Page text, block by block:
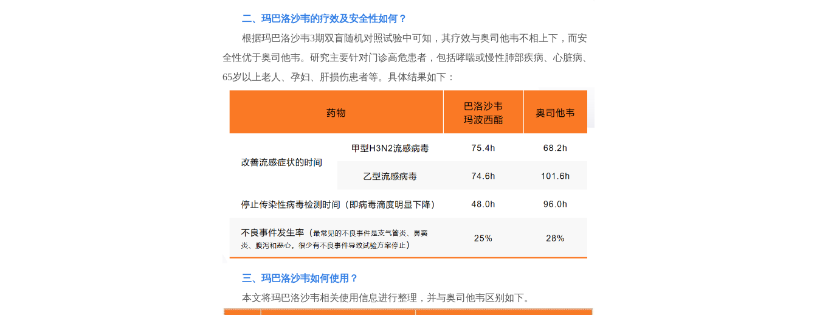
二、玛巴洛沙韦的疗效及安全性如何？
根据玛巴洛沙韦3期双盲随机对照试验中可知，其疗效与奥司他韦不相上下，而安
全性优于奥司他韦。研究主要针对门诊高危患者，包括哮喘或慢性肺部疾病、心脏病、
65岁以上老人、孕妇、肝损伤患者等。具体结果如下：
三、玛巴洛沙韦如何使用？
本文将玛巴洛沙韦相关使用信息进行整理，并与奥司他韦区别如下。